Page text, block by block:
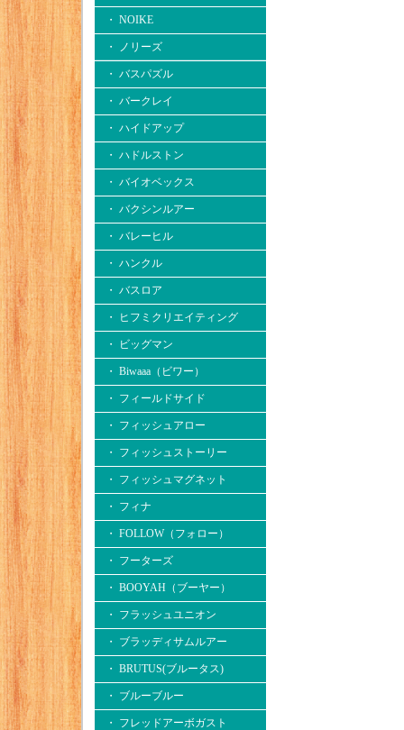
・ NOIKE
・ ノリーズ
・ バスパズル
・ バークレイ
・ ハイドアップ
・ ハドルストン
・ バイオベックス
・ バクシンルアー
・ バレーヒル
・ ハンクル
・ バスロア
・ ヒフミクリエイティング
・ ビッグマン
・ Biwaaa（ビワー）
・ フィールドサイド
・ フィッシュアロー
・ フィッシュストーリー
・ フィッシュマグネット
・ フィナ
・ FOLLOW（フォロー）
・ フーターズ
・ BOOYAH（ブーヤー）
・ フラッシュユニオン
・ ブラッディサムルアー
・ BRUTUS(ブルータス)
・ ブルーブルー
・ フレッドアーボガスト